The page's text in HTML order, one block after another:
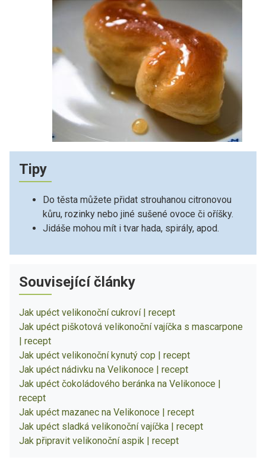
Tipy
Do těsta můžete přidat strouhanou citronovou
kůru, rozinky nebo jiné sušené ovoce či oříšky.
Jidáše mohou mít i tvar hada, spirály, apod.
Související články
Jak upéct velikonoční cukroví | recept
Jak upéct piškotová velikonoční vajíčka s mascarpone
| recept
Jak upéct velikonoční kynutý cop | recept
Jak upéct nádivku na Velikonoce | recept
Jak upéct čokoládového beránka na Velikonoce |
recept
Jak upéct mazanec na Velikonoce | recept
Jak upéct sladká velikonoční vajíčka | recept
Jak připravit velikonoční aspik | recept